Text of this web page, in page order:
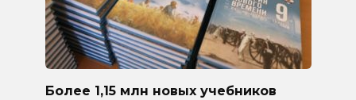
Более 1,15 млн новых учебников